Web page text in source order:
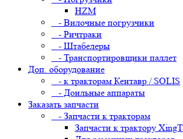
HZM
- Вилочные погрузчики
- Ричтраки
- Штабелеры
- Транспортировщики паллет
Доп. оборудование
- к тракторам Кентавр / SOLIS
- Доильные аппараты
Заказать запчасти
- Запчасти к тракторам
Запчасти к трактору